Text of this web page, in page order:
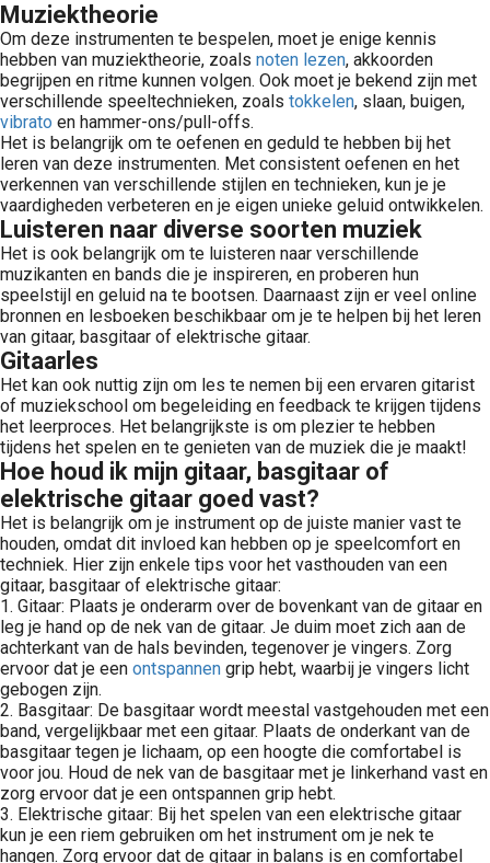
Muziektheorie
Om deze instrumenten te bespelen, moet je enige kennis
hebben van muziektheorie, zoals noten lezen, akkoorden
begrijpen en ritme kunnen volgen. Ook moet je bekend zijn met
verschillende speeltechnieken, zoals tokkelen, slaan, buigen,
vibrato en hammer-ons/pull-offs.
Het is belangrijk om te oefenen en geduld te hebben bij het
leren van deze instrumenten. Met consistent oefenen en het
verkennen van verschillende stijlen en technieken, kun je je
vaardigheden verbeteren en je eigen unieke geluid ontwikkelen.
Luisteren naar diverse soorten muziek
Het is ook belangrijk om te luisteren naar verschillende
muzikanten en bands die je inspireren, en proberen hun
speelstijl en geluid na te bootsen. Daarnaast zijn er veel online
bronnen en lesboeken beschikbaar om je te helpen bij het leren
van gitaar, basgitaar of elektrische gitaar.
Gitaarles
Het kan ook nuttig zijn om les te nemen bij een ervaren gitarist
of muziekschool om begeleiding en feedback te krijgen tijdens
het leerproces. Het belangrijkste is om plezier te hebben
tijdens het spelen en te genieten van de muziek die je maakt!
Hoe houd ik mijn gitaar, basgitaar of
elektrische gitaar goed vast?
Het is belangrijk om je instrument op de juiste manier vast te
houden, omdat dit invloed kan hebben op je speelcomfort en
techniek. Hier zijn enkele tips voor het vasthouden van een
gitaar, basgitaar of elektrische gitaar:
1. Gitaar: Plaats je onderarm over de bovenkant van de gitaar en
leg je hand op de nek van de gitaar. Je duim moet zich aan de
achterkant van de hals bevinden, tegenover je vingers. Zorg
ervoor dat je een ontspannen grip hebt, waarbij je vingers licht
gebogen zijn.
2. Basgitaar: De basgitaar wordt meestal vastgehouden met een
band, vergelijkbaar met een gitaar. Plaats de onderkant van de
basgitaar tegen je lichaam, op een hoogte die comfortabel is
voor jou. Houd de nek van de basgitaar met je linkerhand vast en
zorg ervoor dat je een ontspannen grip hebt.
3. Elektrische gitaar: Bij het spelen van een elektrische gitaar
kun je een riem gebruiken om het instrument om je nek te
hangen. Zorg ervoor dat de gitaar in balans is en comfortabel